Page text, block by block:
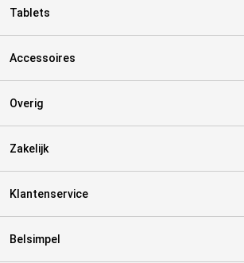
Tablets
Accessoires
Overig
Zakelijk
Klantenservice
Belsimpel